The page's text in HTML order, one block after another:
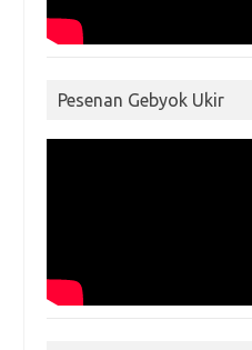
Pesenan Gebyok Ukir